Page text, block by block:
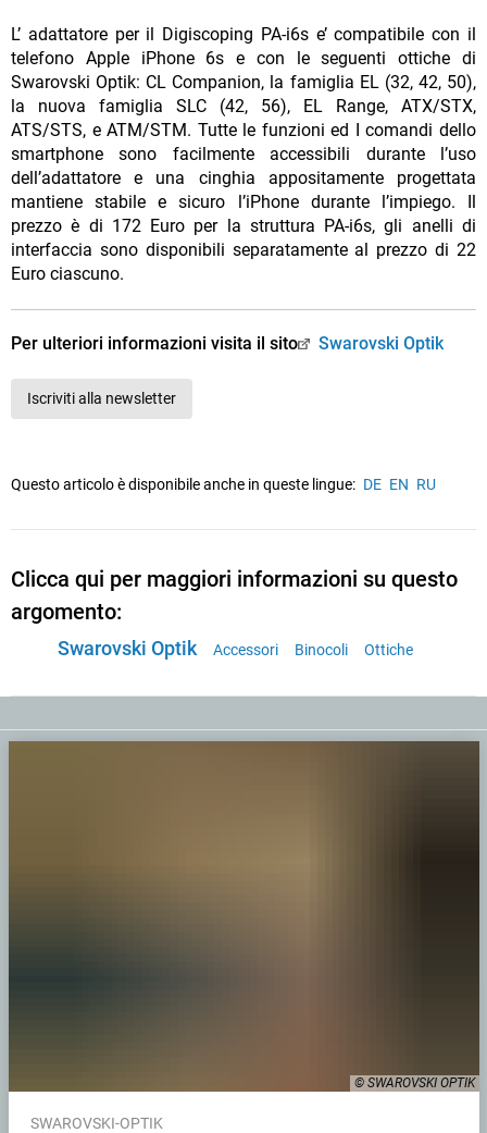
L’ adattatore per il Digiscoping PA-i6s e’ compatibile con il
telefono Apple iPhone 6s e con le seguenti ottiche di
Swarovski Optik: CL Companion, la famiglia EL (32, 42, 50),
la nuova famiglia SLC (42, 56), EL Range, ATX/STX,
ATS/STS, e ATM/STM. Tutte le funzioni ed I comandi dello
smartphone sono facilmente accessibili durante l’uso
dell’adattatore e una cinghia appositamente progettata
mantiene stabile e sicuro l’iPhone durante l’impiego. Il
prezzo è di 172 Euro per la struttura PA-i6s, gli anelli di
interfaccia sono disponibili separatamente al prezzo di 22
Euro ciascuno.
Per ulteriori informazioni visita il sito Swarovski Optik
Iscriviti alla newsletter
Questo articolo è disponibile anche in queste lingue: DE EN RU
Clicca qui per maggiori informazioni su questo
argomento:
Swarovski Optik Accessori Binocoli Ottiche
© SWAROVSKI OPTIK
SWAROVSKI-OPTIK